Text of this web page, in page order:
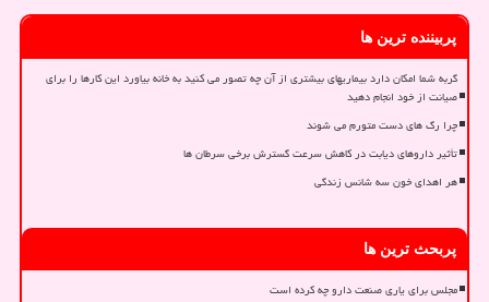
پربیننده ترین ها
گربه شما امکان دارد بیماریهای بیشتری از آن چه تصور می کنید به خانه بیاورد این کارها را برای
صیانت از خود انجام دهید
چرا رگ های دست متورم می شوند
تأثیر داروهای دیابت در کاهش سرعت گسترش برخی سرطان ها
هر اهدای خون سه شانس زندگی
پربحث ترین ها
مجلس برای یاری صنعت دارو چه کرده است